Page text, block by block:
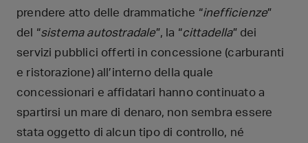
prendere atto delle drammatiche “inefficienze”
del “sistema autostradale”, la “cittadella” dei
servizi pubblici offerti in concessione (carburanti
e ristorazione) all’interno della quale
concessionari e affidatari hanno continuato a
spartirsi un mare di denaro, non sembra essere
stata oggetto di alcun tipo di controllo, né